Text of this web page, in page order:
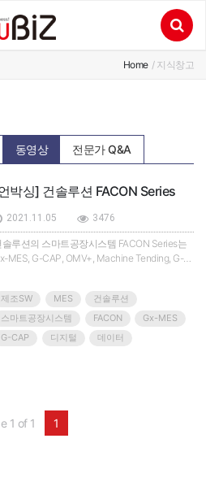
Home / 지식창고
동영상 전문가 Q&A
박싱] 건솔루션 FACON Series
2021.11.05 3476
솔루션의 스마트공장시스템 FACON Series는
MES, G-CAP, OMV+, Machine Tending, G-
모든 정보를 디지털화해 저장하고 실시간으로
용할 수 있다.머신텐딩 솔루션은 금속 가공 기
, 플라스틱 사출 기계등에 소재 및 가공물을 투
하고 가공된 반제품과 완성품을 다음 공정으로
화 :1899-7487
제조SW MES
건솔루션
스마트공장시스템
FACON
Gx-MES
G-CAP
디지털 데이터
1 of 1 1